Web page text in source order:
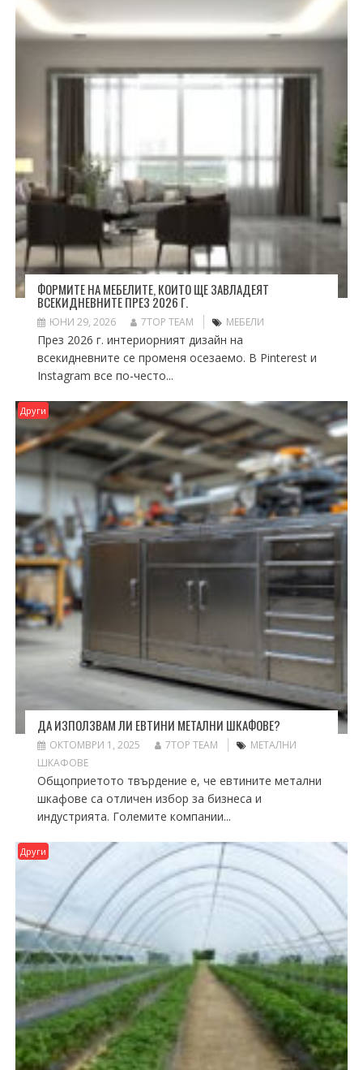
ФОРМИТЕ НА МЕБЕЛИТЕ, КОИТО ЩЕ ЗАВЛАДЕЯТ
ВСЕКИДНЕВНИТЕ ПРЕЗ 2026 Г.
ЮНИ 29, 2026 7TOP TEAM МЕБЕЛИ
През 2026 г. интериорният дизайн на
всекидневните се променя осезаемо. В Pinterest и
Instagram все по-често...
Други
ДА ИЗПОЛЗВАМ ЛИ ЕВТИНИ МЕТАЛНИ ШКАФОВЕ?
ОКТОМВРИ 1, 2025 7TOP TEAM
МЕТАЛНИ
ШКАФОВЕ
Общоприетото твърдение е, че евтините метални
шкафове са отличен избор за бизнеса и
индустрията. Големите компании...
Други